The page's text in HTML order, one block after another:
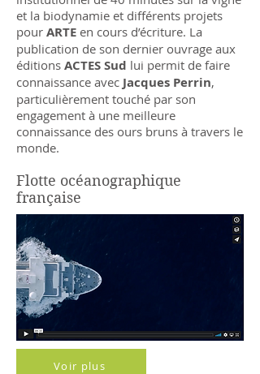
et la biodynamie et différents projets
pour ARTE en cours d’écriture. La
publication de son dernier ouvrage aux
éditions ACTES Sud lui permit de faire
connaissance avec Jacques Perrin,
particulièrement touché par son
engagement à une meilleure
connaissance des ours bruns à travers le
monde.
Flotte océanographique
française
Voir plus